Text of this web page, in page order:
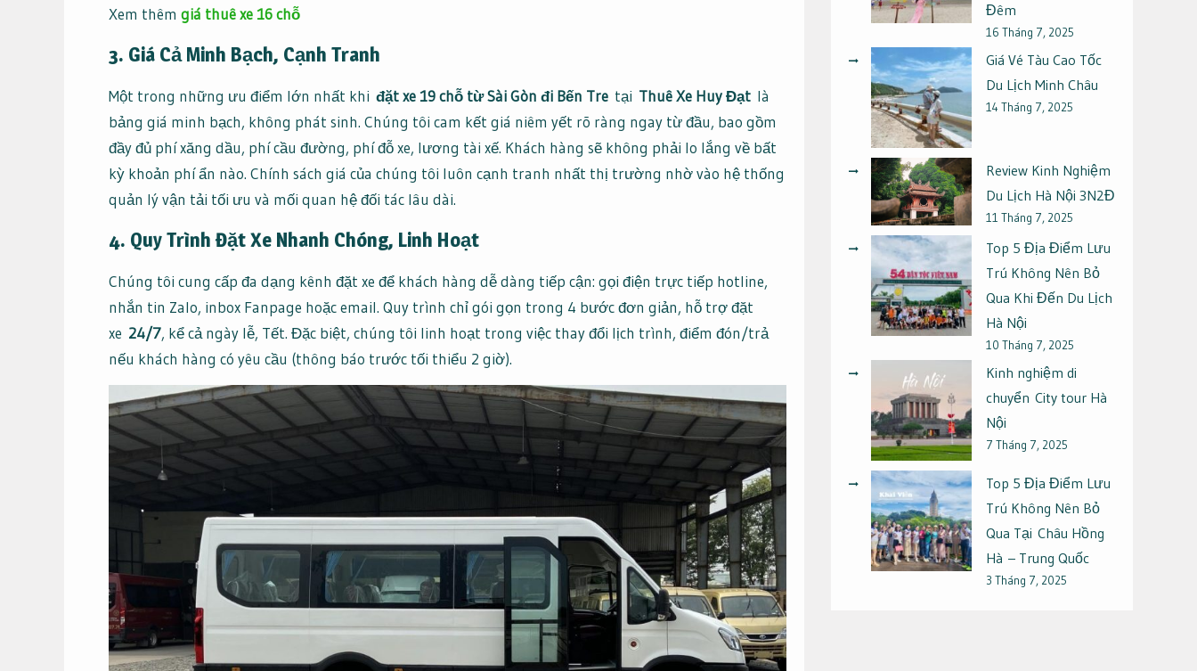
Xem thêm giá thuê xe 16 chỗ
3. Giá Cả Minh Bạch, Cạnh Tranh
Một trong những ưu điểm lớn nhất khi đặt xe 19 chỗ từ Sài Gòn đi Bến Tre tại Thuê Xe Huy Đạt là
bảng giá minh bạch, không phát sinh. Chúng tôi cam kết giá niêm yết rõ ràng ngay từ đầu, bao gồm
đầy đủ phí xăng dầu, phí cầu đường, phí đỗ xe, lương tài xế. Khách hàng sẽ không phải lo lắng về bất
kỳ khoản phí ẩn nào. Chính sách giá của chúng tôi luôn cạnh tranh nhất thị trường nhờ vào hệ thống
quản lý vận tải tối ưu và mối quan hệ đối tác lâu dài.
4. Quy Trình Đặt Xe Nhanh Chóng, Linh Hoạt
Chúng tôi cung cấp đa dạng kênh đặt xe để khách hàng dễ dàng tiếp cận: gọi điện trực tiếp hotline,
nhắn tin Zalo, inbox Fanpage hoặc email. Quy trình chỉ gói gọn trong 4 bước đơn giản, hỗ trợ đặt
xe 24/7, kể cả ngày lễ, Tết. Đặc biệt, chúng tôi linh hoạt trong việc thay đổi lịch trình, điểm đón/trả
nếu khách hàng có yêu cầu (thông báo trước tối thiểu 2 giờ).
Đêm
16 Tháng 7, 2025
Giá Vé Tàu Cao Tốc
Du Lịch Minh Châu
14 Tháng 7, 2025
Review Kinh Nghiệm
Du Lịch Hà Nội 3N2Đ
11 Tháng 7, 2025
Top 5 Địa Điểm Lưu
Trú Không Nên Bỏ
Qua Khi Đến Du Lịch
Hà Nội
10 Tháng 7, 2025
Kinh nghiệm di
chuyển City tour Hà
Nội
7 Tháng 7, 2025
Top 5 Địa Điểm Lưu
Trú Không Nên Bỏ
Qua Tại Châu Hồng
Hà – Trung Quốc
3 Tháng 7, 2025